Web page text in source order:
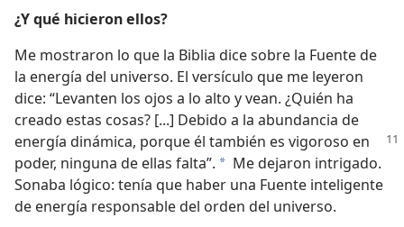
¿Y qué hicieron ellos?
Me mostraron lo que la Biblia dice sobre la Fuente de
la energía del universo. El versículo que me leyeron
dice: “Levanten los ojos a lo alto y vean. ¿Quién ha
creado estas cosas? [...] Debido a la abundancia de
energía dinámica, porque él también es vigoroso en
poder, ninguna de ellas falta”. a Me dejaron intrigado.
Sonaba lógico: tenía que haber una Fuente inteligente
de energía responsable del orden del universo.